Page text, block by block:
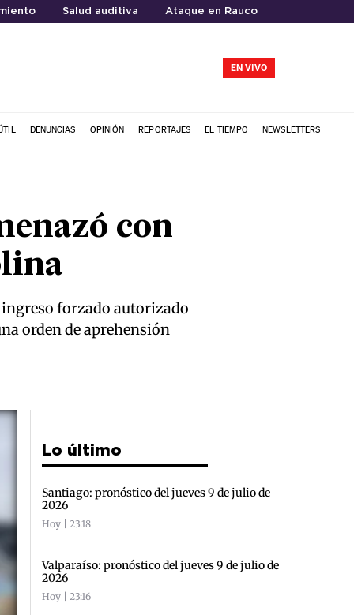
Salud auditiva Ataque en Rauco
EN VIVO
DENUNCIAS OPINIÓN REPORTAJES EL TIEMPO NEWSLETTERS
con
forzado autorizado
orden de aprehensión
Lo último
Santiago: pronóstico del jueves 9 de julio de
2026
Hoy | 23:18
Valparaíso: pronóstico del jueves 9 de julio de
2026
Hoy | 23:16